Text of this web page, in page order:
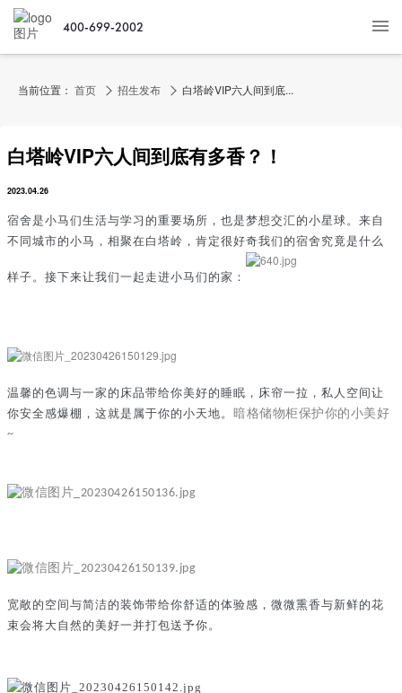
400-699-2002
当前位置： 首页 招生发布 白塔岭VIP六人间到底...
白塔岭VIP六人间到底有多香？！
2023.04.26
宿舍是小马们生活与学习的重要场所，也是梦想交汇的小星球。来自
不同城市的小马，相聚在白塔岭，肯定很好奇我们的宿舍究竟是什么
样子。接下来让我们一起走进小马们的家：
温馨的色调与一家的床品带给你美好的睡眠，床帘一拉，私人空间让
你安全感爆棚，这就是属于你的小天地。 暗格储物柜保护你的小美好
~
宽敞的空间与简洁的装饰带给你舒适的体验感，微微熏香与新鲜的花
束会将大自然的美好一并打包送予你。